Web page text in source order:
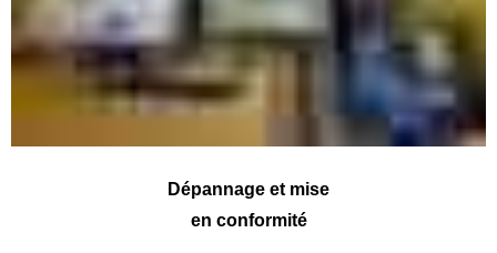
Dépannage et mise
en conformité